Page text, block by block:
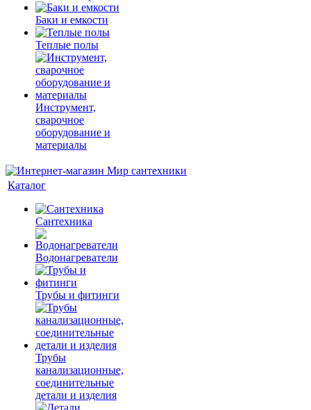
Баки и емкости
Теплые полы
Инструмент,
сварочное
оборудование и
материалы
Каталог
Сантехника
Водонагреватели
Трубы и фитинги
Трубы
канализационные,
соединительные
детали и изделия